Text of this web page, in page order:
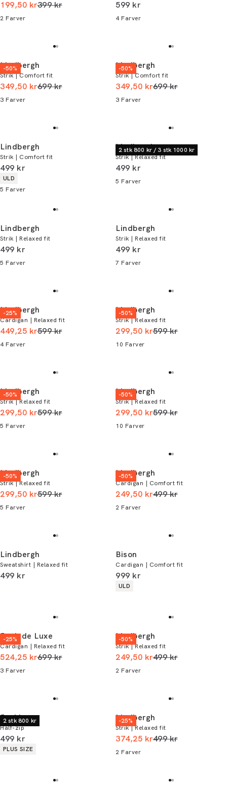
199,50 krI alt (uden rabat)
399 kr
2 Farver
I alt (inkl. rabat)
599 kr
4 Farver
-50%
Lindbergh
Strik | Comfort fit
349,50 krI alt (uden rabat)
699 kr
3 Farver
-50%
Lindbergh
Strik | Comfort fit
349,50 krI alt (uden rabat)
699 kr
3 Farver
Lindbergh
Strik | Comfort fit
I alt (inkl. rabat)
499 kr
Produkt egenskaber
ULD
5 Farver
2 stk 800 kr / 3 stk 1000 kr
Lindbergh
Strik | Relaxed fit
I alt (inkl. rabat)
499 kr
5 Farver
Lindbergh
Strik | Relaxed fit
I alt (inkl. rabat)
499 kr
5 Farver
Lindbergh
Strik | Relaxed fit
I alt (inkl. rabat)
499 kr
7 Farver
-25%
Lindbergh
Cardigan | Relaxed fit
449,25 krI alt (uden rabat)
599 kr
4 Farver
-50%
Lindbergh
Strik | Relaxed fit
299,50 krI alt (uden rabat)
599 kr
10 Farver
-50%
Lindbergh
Strik | Relaxed fit
299,50 krI alt (uden rabat)
599 kr
5 Farver
-50%
Lindbergh
Strik | Relaxed fit
299,50 krI alt (uden rabat)
599 kr
10 Farver
-50%
Lindbergh
Strik | Relaxed fit
299,50 krI alt (uden rabat)
599 kr
5 Farver
-50%
Lindbergh
Cardigan | Comfort fit
249,50 krI alt (uden rabat)
499 kr
2 Farver
Lindbergh
Sweatshirt | Relaxed fit
I alt (inkl. rabat)
499 kr
Bison
Cardigan | Comfort fit
I alt (inkl. rabat)
999 kr
Produkt egenskaber
ULD
-25%
Junk de Luxe
Cardigan | Relaxed fit
524,25 krI alt (uden rabat)
699 kr
3 Farver
-50%
Lindbergh
Strik | Relaxed fit
249,50 krI alt (uden rabat)
499 kr
2 Farver
2 stk 800 kr
Jack's
Half-zip
I alt (inkl. rabat)
499 kr
Produkt egenskaber
PLUS SIZE
-25%
Lindbergh
Strik | Relaxed fit
374,25 krI alt (uden rabat)
499 kr
2 Farver